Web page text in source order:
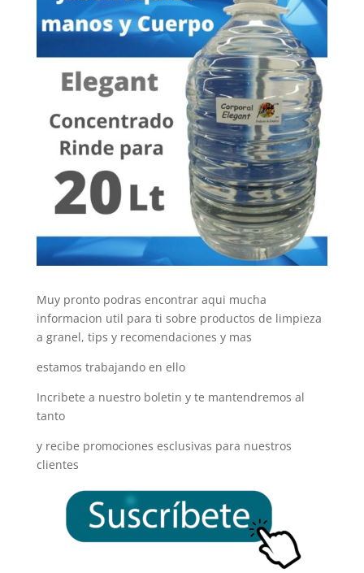
Muy pronto podras encontrar aqui mucha
informacion util para ti sobre productos de limpieza
a granel, tips y recomendaciones y mas
estamos trabajando en ello
Incribete a nuestro boletin y te mantendremos al
tanto
y recibe promociones esclusivas para nuestros
clientes